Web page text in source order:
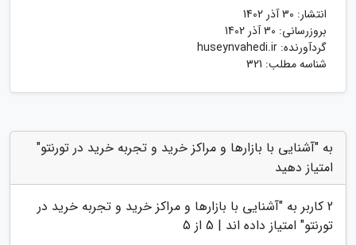
انتشار: 30 آذر 1402
بروزرسانی: 30 آذر 1402
گردآورنده: huseynvahedi.ir
شناسه مطلب: 321
به "آشنایی با بازارها و مراکز خرید و تجربه خرید در تورنتو"
امتیاز دهید
2 کاربر به "آشنایی با بازارها و مراکز خرید و تجربه خرید در
تورنتو" امتیاز داده اند | 5 از 5